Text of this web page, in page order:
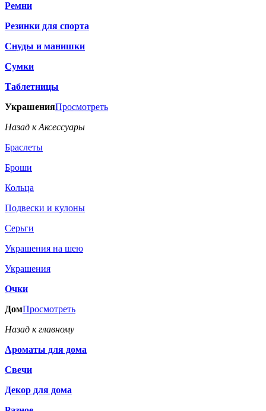
Ремни
Резинки для спорта
Снуды и манишки
Сумки
Таблетницы
УкрашенияПросмотреть
Назад к Аксессуары
Браслеты
Броши
Кольца
Подвески и кулоны
Серьги
Украшения на шею
Украшения
Очки
ДомПросмотреть
Назад к главному
Ароматы для дома
Свечи
Декор для дома